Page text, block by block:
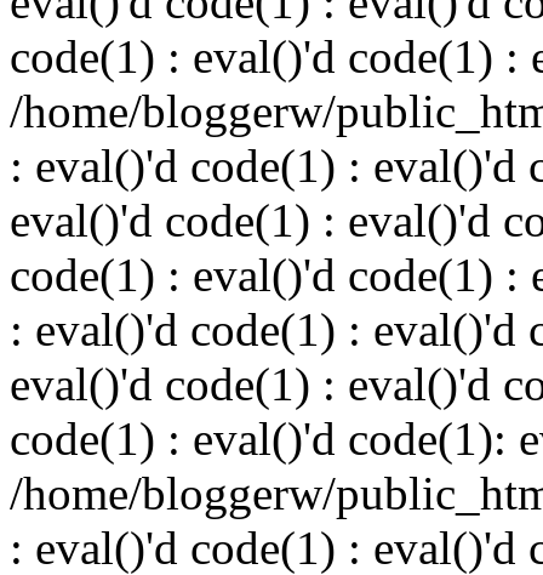
code(1) : eval()'d code(1) :
/home/bloggerw/
: eval()'d code(1) : eval()'d
eval()'d code(1) : eval()'d
code(1) : eval()'d code(1) :
: eval()'d code(1) : eval()'d
eval()'d code(1) : eval()'d
code(1) : eval()'d code(1):
/home/bloggerw/
: eval()'d code(1) : eval()'d